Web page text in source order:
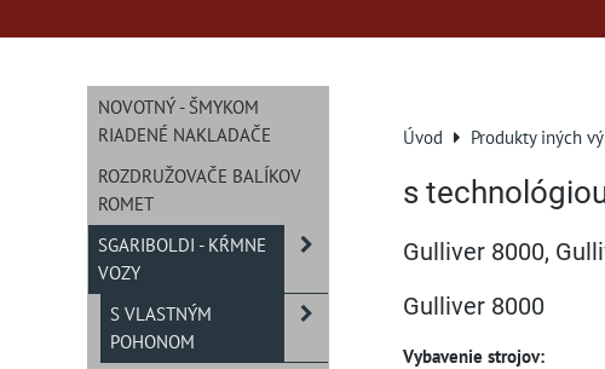
Úvod Produkty iných
s
Gulliver 8000,
Gulliver 8000
Vybavenie strojov:
NOVOTNÝ - ŠMYKOM
RIADENÉ NAKLADAČE
ROZDRUŽOVAČE BALÍKOV
ROMET
SGARIBOLDI - KŔMNE
VOZY
S VLASTNÝM
POHONOM